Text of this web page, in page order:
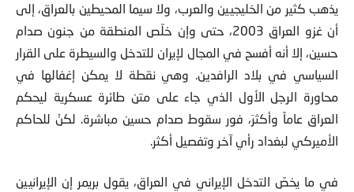
يذهب كثير من الخليجيين والعرب، ولا سيما المحيطين بالعراق، إلى
أن غزو العراق 2003، حتى وإن خلّص المنطقة من جنون صدام
حسين، إلا أنه أفسح في المجال لإيران للتدخل والسيطرة على القرار
السياسي في بلاد الرافدين. وهي نقطة لا يمكن إغفالها في
محاورة الرجل الأول الذي جاء على متن طائرة عسكرية ليحكم
العراق عاماً وأكثرَ، فور سقوط صدام حسين مباشرة. لكنْ للحاكم